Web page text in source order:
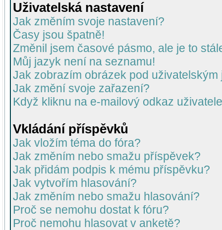
Uživatelská nastavení
Jak změním svoje nastavení?
Časy jsou špatně!
Změnil jsem časové pásmo, ale je to
Můj jazyk není na seznamu!
Jak zobrazím obrázek pod uživatelským
Jak změní svoje zařazení?
Když kliknu na e-mailový odkaz
Vkládání příspěvků
Jak vložím téma do fóra?
Jak změním nebo smažu příspěvek?
Jak přidám podpis k mému příspěvku?
Jak vytvořím hlasování?
Jak změním nebo smažu hlasování?
Proč se nemohu dostat k fóru?
Proč nemohu hlasovat v anketě?